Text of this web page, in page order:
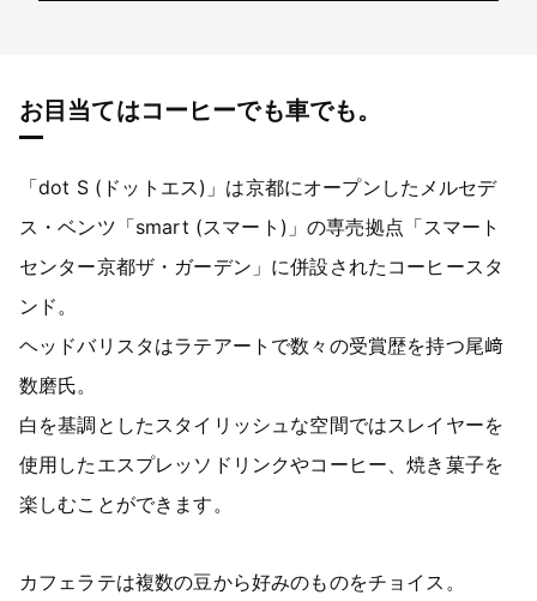
お目当てはコーヒーでも車でも。
「dot S (ドットエス)」は京都にオープンしたメルセデ
ス・ベンツ「smart (スマート)」の専売拠点「スマート
センター京都ザ・ガーデン」に併設されたコーヒースタ
ンド。
ヘッドバリスタはラテアートで数々の受賞歴を持つ尾﨑
数磨氏。
白を基調としたスタイリッシュな空間ではスレイヤーを
使用したエスプレッソドリンクやコーヒー、焼き菓子を
楽しむことができます。
カフェラテは複数の豆から好みのものをチョイス。